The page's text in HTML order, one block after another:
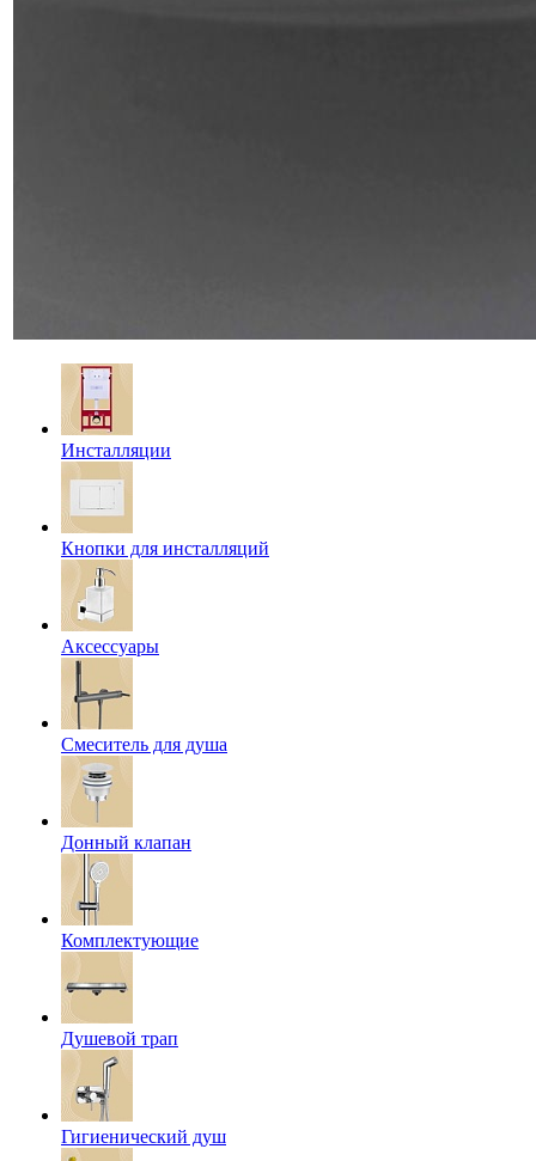
Инсталляции
Кнопки для инсталляций
Аксессуары
Смеситель для душа
Донный клапан
Комплектующие
Душевой трап
Гигиенический душ